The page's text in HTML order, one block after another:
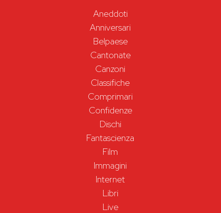
Aneddoti
Anniversari
Belpaese
Cantonate
Canzoni
Classifiche
Comprimari
Confidenze
Dischi
Fantascienza
Film
Immagini
Internet
Libri
Live